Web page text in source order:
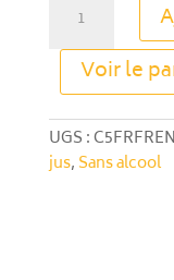
La
French
Ginger
Beer
25
cl
Voir le
UGS :
jus,Sans alcool